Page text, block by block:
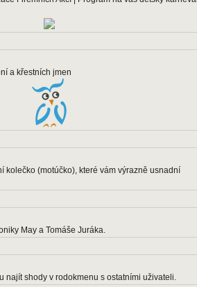
a křestních jmen
kolečko (motúčko), které vám výrazně usnadní
May a Tomáše Juráka.
najít shody v rodokmenu s ostatními uživateli.